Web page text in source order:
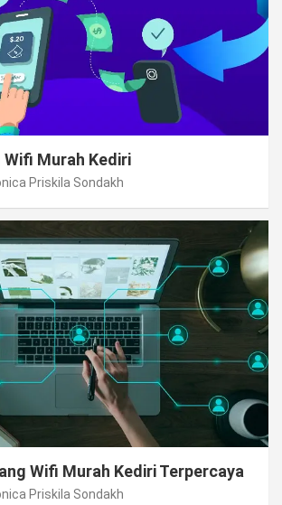
Murah Kediri
Priskila Sondakh
Wifi Murah Kediri Terpercaya
Priskila Sondakh